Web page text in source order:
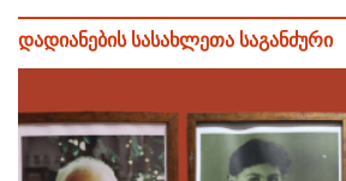
დადიანების სასახლეთა საგანძური